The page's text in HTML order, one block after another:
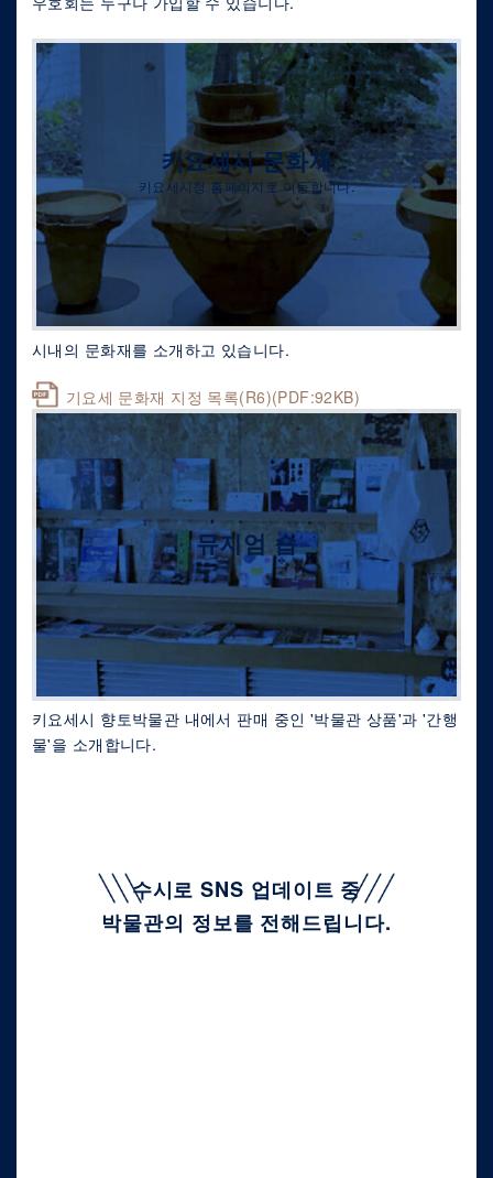
키요세시 문화재
키요세시청 홈페이지로 이동합니다.
시내의 문화재를 소개하고 있습니다.
기요세 문화재 지정 목록(R6)(PDF:92KB)
뮤지엄 숍
키요세시 향토박물관 내에서 판매 중인 '박물관 상품'과 '간행
물'을 소개합니다.
수시로 SNS 업데이트 중
박물관의 정보를 전해드립니다.